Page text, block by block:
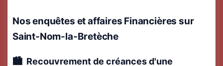
Nos enquêtes et affaires Financières sur
Saint-Nom-la-Bretèche
Recouvrement de créances d'une